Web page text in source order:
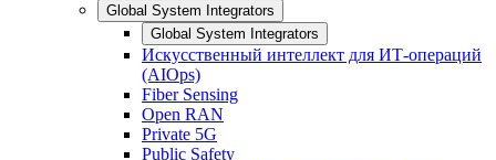
Global System Integrators
Global System Integrators
Искусственный интеллект для ИТ-операций
(AIOps)
Fiber Sensing
Open RAN
Private 5G
Public Safety